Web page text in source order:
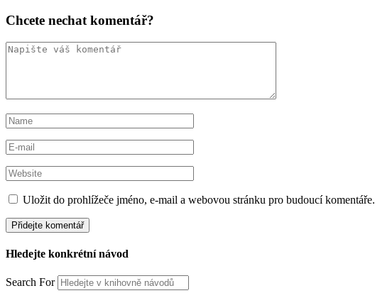
Chcete nechat komentář?
Uložit do prohlížeče jméno, e-mail a webovou stránku pro budoucí komentáře.
Hledejte konkrétní návod
Search For